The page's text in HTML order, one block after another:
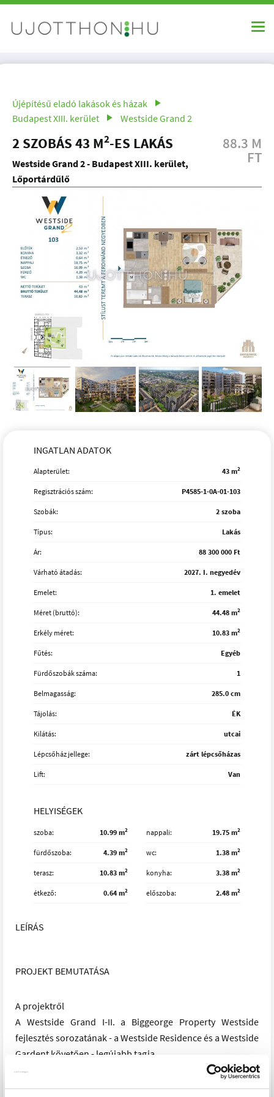
Újépítésű eladó lakások és házak
Budapest XIII. kerület
Westside Grand 2
2 SZOBÁS 43 M2-ES LAKÁS
Westside Grand 2 - Budapest XIII. kerület,
Lőportárdűlő
88.3 M
FT
INGATLAN ADATOK
Alapterület: 43 m2
Regisztrációs szám: P4585-1-0A-01-103
Szobák: 2 szoba
Típus: Lakás
Ár: 88 300 000 Ft
Várható átadás: 2027. I. negyedév
Emelet: 1. emelet
Méret (bruttó): 44.48 m2
Erkély méret: 10.83 m2
Fűtés: Egyéb
Fürdőszobák száma: 1
Belmagasság: 285.0 cm
Tájolás: ÉK
Kilátás: utcai
Lépcsőház jellege: zárt lépcsőházas
Lift: Van
HELYISÉGEK
szoba 10.99 m2 nappali 19.75 m2
fürdőszoba 4.39 m2 wc 1.38 m2
terasz 10.83 m2 konyha 3.38 m2
étkező 0.64 m2 előszoba 2.48 m2
LEÍRÁS
PROJEKT BEMUTATÁSA
A projektről
A Westside Grand I-II. a Biggeorge Property Westside
fejlesztés sorozatának - a Westside Residence és a Westside
Gardent követően - legújabb tagja.